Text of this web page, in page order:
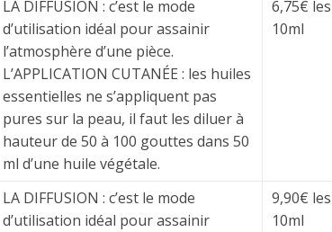
LA DIFFUSION : c’est le mode
d’utilisation idéal pour assainir
l’atmosphère d’une pièce.
L’APPLICATION CUTANÉE : les huiles
essentielles ne s’appliquent pas
pures sur la peau, il faut les diluer à
hauteur de 50 à 100 gouttes dans 50
ml d’une huile végétale.
6,75€ les
10ml
LA DIFFUSION : c’est le mode
d’utilisation idéal pour assainir
9,90€ les
10ml